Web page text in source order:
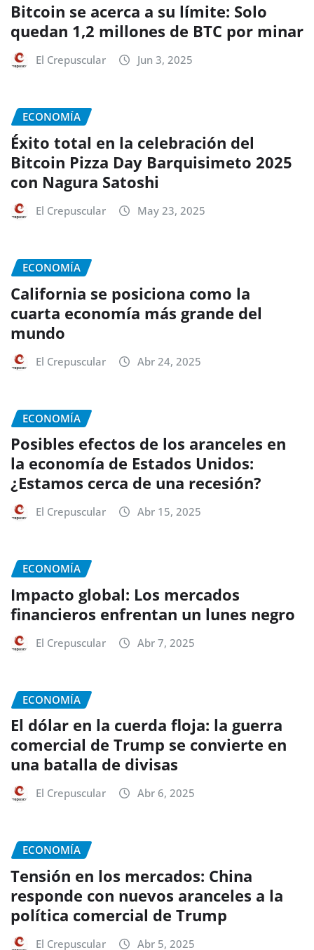
Bitcoin se acerca a su límite: Solo
quedan 1,2 millones de BTC por minar
El Crepuscular Jun 3, 2025
ECONOMÍA
Éxito total en la celebración del
Bitcoin Pizza Day Barquisimeto 2025
con Nagura Satoshi
El Crepuscular May 23, 2025
ECONOMÍA
California se posiciona como la
cuarta economía más grande del
mundo
El Crepuscular Abr 24, 2025
ECONOMÍA
Posibles efectos de los aranceles en
la economía de Estados Unidos:
¿Estamos cerca de una recesión?
El Crepuscular Abr 15, 2025
ECONOMÍA
Impacto global: Los mercados
financieros enfrentan un lunes negro
El Crepuscular Abr 7, 2025
ECONOMÍA
El dólar en la cuerda floja: la guerra
comercial de Trump se convierte en
una batalla de divisas
El Crepuscular Abr 6, 2025
ECONOMÍA
Tensión en los mercados: China
responde con nuevos aranceles a la
política comercial de Trump
El Crepuscular Abr 5, 2025